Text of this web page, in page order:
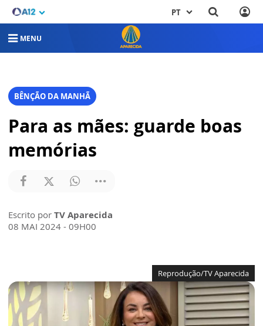
PT
MENU
BÊNÇÃO DA MANHÃ
Para as mães: guarde boas
memórias
Escrito por TV Aparecida
08 MAI 2024 - 09H00
Reprodução/TV Aparecida